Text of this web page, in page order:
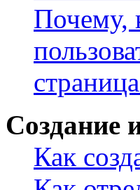
Почему,
Создание
Как